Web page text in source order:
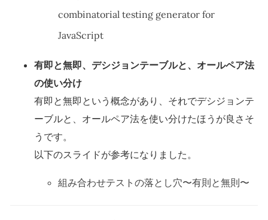
combinatorial testing generator for
JavaScript
有即と無即、デシジョンテーブルと、オールペア法
の使い分け
有即と無即という概念があり、それでデシジョンテ
ーブルと、オールペア法を使い分けたほうが良さそ
うです。
以下のスライドが参考になりました。
組み合わせテストの落とし穴〜有則と無則〜